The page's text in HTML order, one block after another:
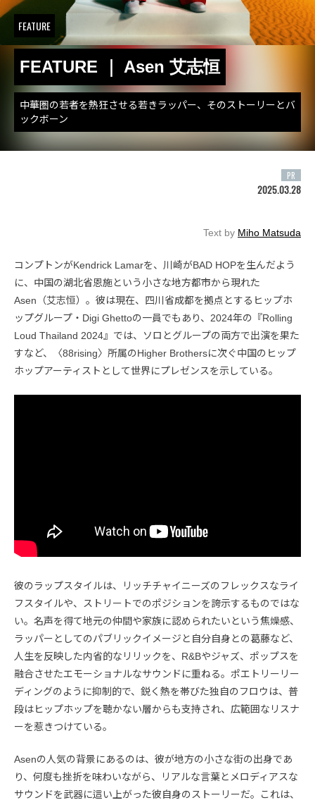
FEATURE
FEATURE ｜ Asen 艾志恒
中華圏の若者を熱狂させる若きラッパー、そのストーリーとバ
ックボーン
PR
2025.03.28
Text by Miho Matsuda
コンプトンがKendrick Lamarを、川崎がBAD HOPを生んだよう
に、中国の湖北省恩施という小さな地方都市から現れた
Asen（艾志恒）。彼は現在、四川省成都を拠点とするヒップホ
ップグループ・Digi Ghettoの一員でもあり、2024年の『Rolling
Loud Thailand 2024』では、ソロとグループの両方で出演を果た
すなど、〈88rising〉所属のHigher Brothersに次ぐ中国のヒップ
ホップアーティストとして世界にプレゼンスを示している。
彼のラップスタイルは、リッチチャイニーズのフレックスなライ
フスタイルや、ストリートでのポジションを誇示するものではな
い。名声を得て地元の仲間や家族に認められたいという焦燥感、
ラッパーとしてのパブリックイメージと自分自身との葛藤など、
人生を反映した内省的なリリックを、R&Bやジャズ、ポップスを
融合させたエモーショナルなサウンドに重ねる。ポエトリーリー
ディングのように抑制的で、鋭く熱を帯びた独自のフロウは、普
段はヒップホップを聴かない層からも支持され、広範囲なリスナ
ーを惹きつけている。
Asenの人気の背景にあるのは、彼が地方の小さな街の出身であ
り、何度も挫折を味わいながら、リアルな言葉とメロディアスな
サウンドを武器に這い上がった彼自身のストーリーだ。これは、